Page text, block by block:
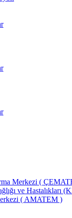
Merkezi (
ve Hastalıkları
( AMATEM )